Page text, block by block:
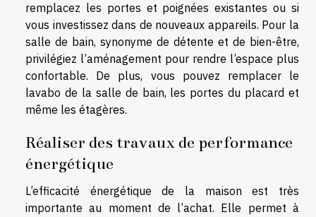
remplacez les portes et poignées existantes ou si
vous investissez dans de nouveaux appareils. Pour la
salle de bain, synonyme de détente et de bien-être,
privilégiez l’aménagement pour rendre l’espace plus
confortable. De plus, vous pouvez remplacer le
lavabo de la salle de bain, les portes du placard et
même les étagères.
Réaliser des travaux de performance
énergétique
L’efficacité énergétique de la maison est très
importante au moment de l’achat. Elle permet à